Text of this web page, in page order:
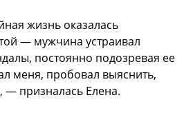
жизнь оказалась
— мужчина устраивал
постоянно подозревая ее
меня, пробовал выяснить,
— призналась Елена.